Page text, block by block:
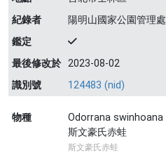
紀錄者
陽明山國家公園管理處
鑑定
最後修改於 2023-08-02
識別號
124483 (nid)
物種
Odorrana swinhoana
斯文豪氏赤蛙
斯文豪氏赤蛙